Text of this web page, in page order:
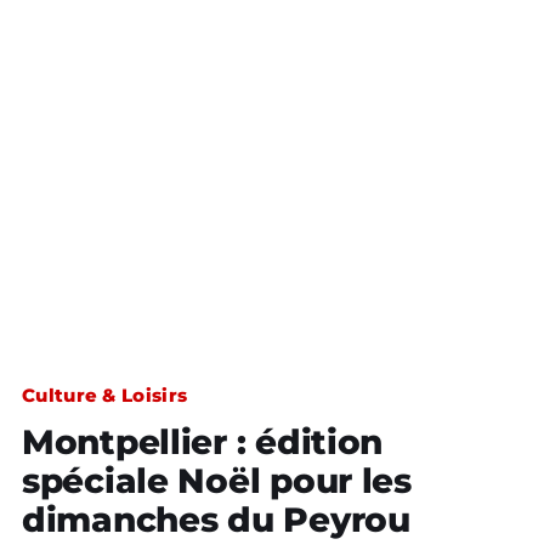
Culture & Loisirs
Montpellier : édition
spéciale Noël pour les
dimanches du Peyrou